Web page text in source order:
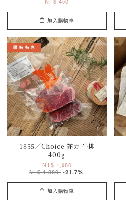
加入購物車
限 時 特 惠
1855／Choice 菲力 牛排
400g
NT$ 1,080
NT$ 1,380 -21.7%
加入購物車